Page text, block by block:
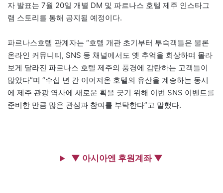
자 발표는 7월 20일 개별 DM 및 파르나스 호텔 제주 인스타그
램 스토리를 통해 공지될 예정이다.
파르나스호텔 관계자는 “호텔 개관 초기부터 투숙객들은 물론
온라인 커뮤니티, SNS 등 채널에서도 옛 추억을 회상하며 몰라
보게 달라진 파르나스 호텔 제주의 풍경에 감탄하는 고객들이
많았다”며 “수십 년 간 이어져온 호텔의 유산을 계승하는 동시
에 제주 관광 역사에 새로운 획을 긋기 위해 이번 SNS 이벤트를
준비한 만큼 많은 관심과 참여를 부탁한다”고 말했다.
▼ 아시아엔 후원계좌 ▼